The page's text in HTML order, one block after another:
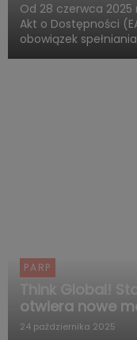
Od 28 czerwca 2025
Akt o Dostępności
obowiązek
PARP
Think Global!
otwiera nowe
24 października 2025